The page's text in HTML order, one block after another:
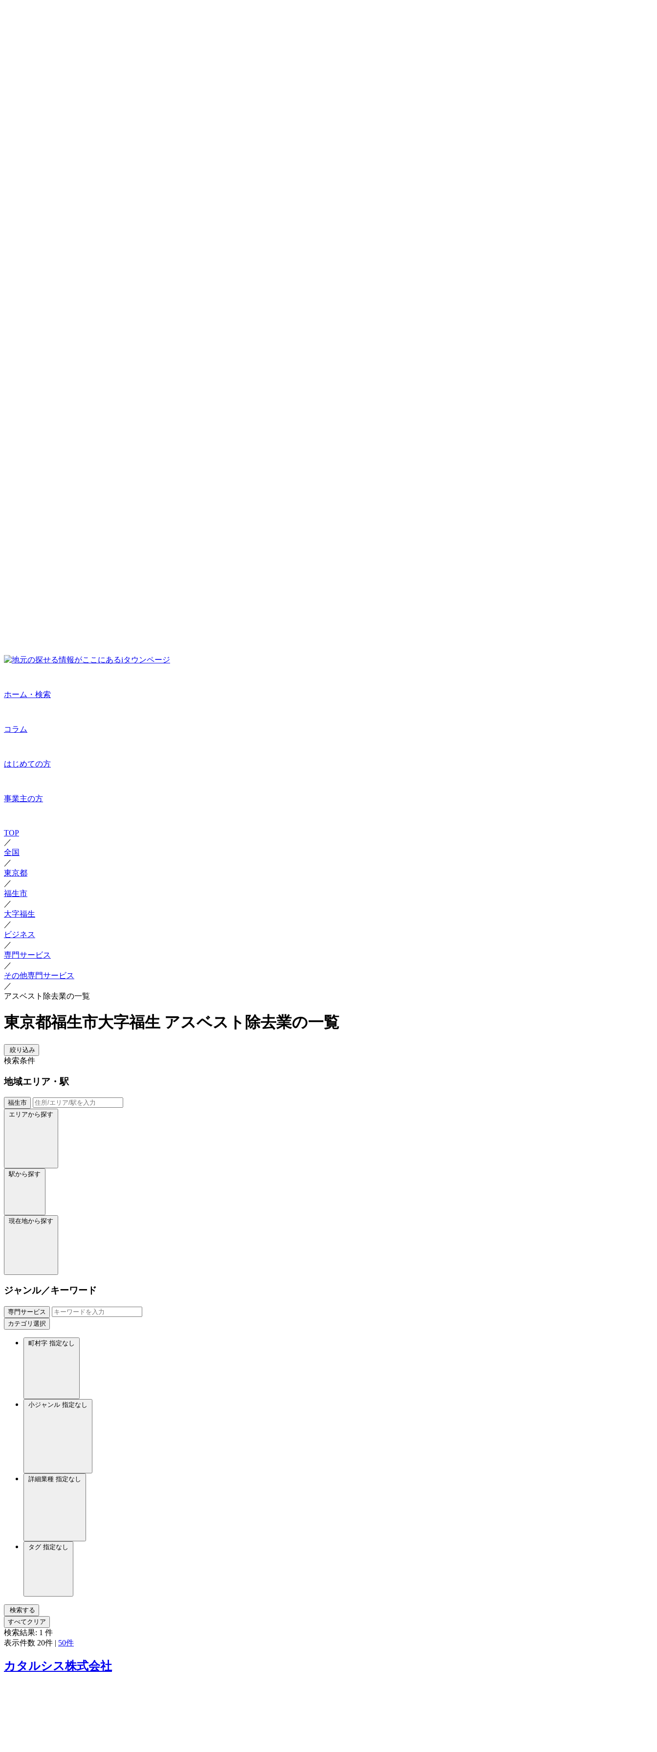
ホーム・検索
コラム
はじめての方
事業主の方
TOP
／
全国
／
東京都
／
福生市
／
大字福生
／
ビジネス
／
専門サービス
／
その他専門サービス
／
アスベスト除去業の一覧
東京都福生市大字福生 アスベスト除去業の一覧
絞り込み
検索条件
地域エリア・駅
福生市
エリアから探す
駅から探す
現在地から探す
ジャンル／キーワード
専門サービス
カテゴリ選択
町村字 指定なし
小ジャンル 指定なし
詳細業種 指定なし
タグ 指定なし
検索する
すべてクリア
検索結果: 1 件
表示件数 20件 | 50件
カタルシス株式会社